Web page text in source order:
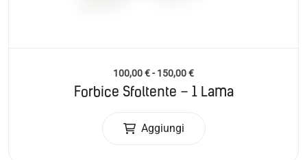
100,00€- 150,00€
Forbice Sfoltente – 1 Lama
Aggiungi